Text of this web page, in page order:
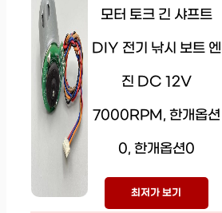
모터 토크 긴 샤프트
DIY 전기 낚시 보트 엔
진 DC 12V
7000RPM, 한개옵션
0, 한개옵션0
최저가 보기